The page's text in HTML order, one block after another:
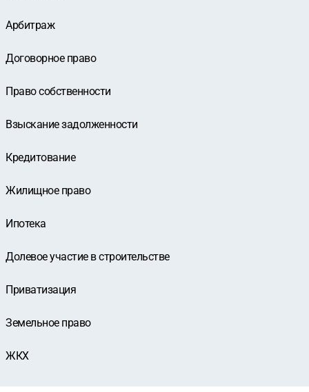
Арбитраж
Договорное право
Право собственности
Взыскание задолженности
Кредитование
Жилищное право
Ипотека
Долевое участие в строительстве
Приватизация
Земельное право
ЖКХ